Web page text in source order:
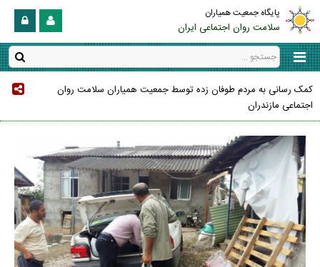
پایگاه جمعیت همیاران
سلامت روان اجتماعی ایران
کمک رسانی به مردم طوفان زده توسط جمعیت همیاران سلامت روان
اجتماعی مازندران